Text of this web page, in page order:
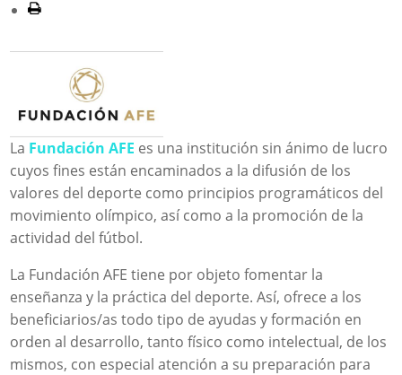
La Fundación AFE es una institución sin ánimo de lucro
cuyos fines están encaminados a la difusión de los
valores del deporte como principios programáticos del
movimiento olímpico, así como a la promoción de la
actividad del fútbol.
La Fundación AFE tiene por objeto fomentar la
enseñanza y la práctica del deporte. Así, ofrece a los
beneficiarios/as todo tipo de ayudas y formación en
orden al desarrollo, tanto físico como intelectual, de los
mismos, con especial atención a su preparación para